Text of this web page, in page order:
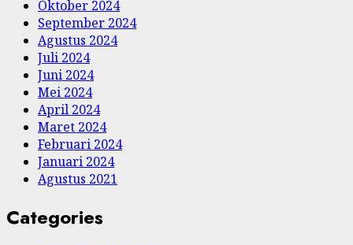
Oktober 2024
September 2024
Agustus 2024
Juli 2024
Juni 2024
Mei 2024
April 2024
Maret 2024
Februari 2024
Januari 2024
Agustus 2021
Categories